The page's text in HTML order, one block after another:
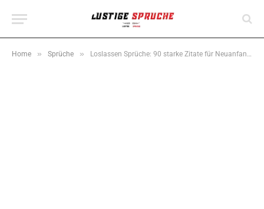
Home » Sprüche » Loslassen Sprüche: 90 starke Zitate für Neuanfang & Frieden